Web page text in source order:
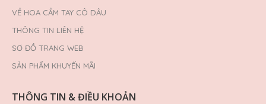
VỀ HOA CẦM TAY CÔ DÂU
THÔNG TIN LIÊN HỆ
SƠ ĐỒ TRANG WEB
SẢN PHẨM KHUYẾN MÃI
THÔNG TIN & ĐIỀU KHOẢN